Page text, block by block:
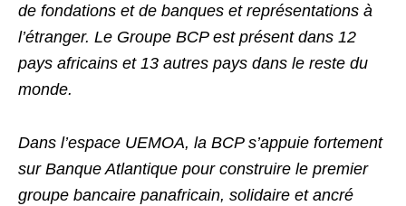
de fondations et de banques et représentations à
l’étranger. Le Groupe BCP est présent dans 12
pays africains et 13 autres pays dans le reste du
monde.
Dans l’espace UEMOA, la BCP s’appuie fortement
sur Banque Atlantique pour construire le premier
groupe bancaire panafricain, solidaire et ancré